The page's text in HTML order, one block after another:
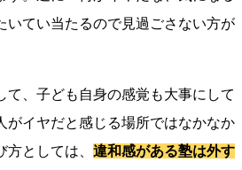
いてい当たるので見過ごさない方が
て、子ども自身の感覚も大事にして
がイヤだと感じる場所ではなかなか
としては、 違和感がある塾は外す